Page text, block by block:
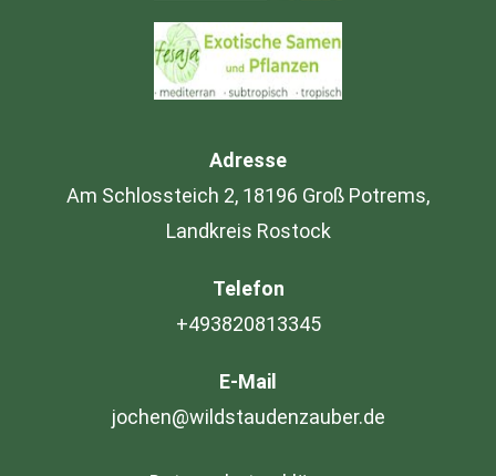
Adresse
Am Schlossteich 2, 18196 Groß Potrems,
Landkreis Rostock
Telefon
+493820813345
E-Mail
jochen@wildstaudenzauber.de